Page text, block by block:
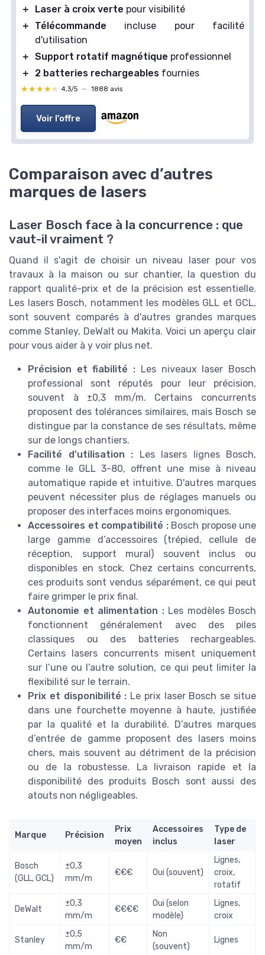
＋
Laser à croix verte pour visibilité
＋
Télécommande incluse pour facilité
d'utilisation
＋ Support rotatif magnétique professionnel
＋
2 batteries rechargeables fournies
★★★★★
★★★★★ 4,3/5 — 1888 avis
Voir l'offre
Comparaison avec d’autres
marques de lasers
Laser Bosch face à la concurrence : que
vaut-il vraiment ?
Quand il s'agit de choisir un niveau laser pour vos
travaux à la maison ou sur chantier, la question du
rapport qualité-prix et de la précision est essentielle.
Les lasers Bosch, notamment les modèles GLL et GCL,
sont souvent comparés à d'autres grandes marques
comme Stanley, DeWalt ou Makita. Voici un aperçu clair
pour vous aider à y voir plus net.
Précision et fiabilité : Les niveaux laser Bosch
professional sont réputés pour leur précision,
souvent à ±0,3 mm/m. Certains concurrents
proposent des tolérances similaires, mais Bosch se
distingue par la constance de ses résultats, même
sur de longs chantiers.
Facilité d'utilisation : Les lasers lignes Bosch,
comme le GLL 3-80, offrent une mise à niveau
automatique rapide et intuitive. D'autres marques
peuvent nécessiter plus de réglages manuels ou
proposer des interfaces moins ergonomiques.
Accessoires et compatibilité :Bosch propose une
large gamme d’accessoires (trépied, cellule de
réception, support mural) souvent inclus ou
disponibles en stock. Chez certains concurrents,
ces produits sont vendus séparément, ce qui peut
faire grimper le prix final.
Autonomie et alimentation :Les modèles Bosch
fonctionnent généralement avec des piles
classiques ou des batteries rechargeables.
Certains lasers concurrents misent uniquement
sur l’une ou l’autre solution, ce qui peut limiter la
flexibilité sur le terrain.
Prix et disponibilité : Le prix laser Bosch se situe
dans une fourchette moyenne à haute, justifiée
par la qualité et la durabilité. D’autres marques
d’entrée de gamme proposent des lasers moins
chers, mais souvent au détriment de la précision
ou de la robustesse. La livraison rapide et la
disponibilité des produits Bosch sont aussi des
atouts non négligeables.
Marque Précision
Prix
moyen
Accessoires
inclus
Type de
laser
Bosch
(GLL, GCL)
±0,3
mm/m
€€€ Oui (souvent)
Lignes,
croix,
rotatif
DeWalt
±0,3
mm/m
€€€€
Oui (selon
modèle)
Lignes,
croix
Stanley
±0,5
mm/m
€€
Non
(souvent)
Lignes